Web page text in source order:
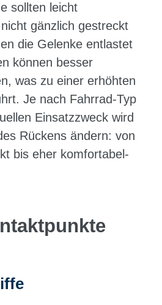
sollten leicht
gänzlich gestreckt
die Gelenke entlastet
können besser
was zu einer erhöhten
Je nach Fahrrad-Typ
Einsatzzweck wird
Rückens ändern: von
bis eher komfortabel-